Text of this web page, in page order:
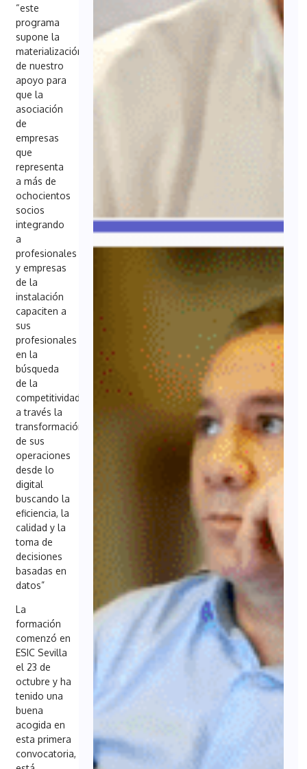
“este
programa
supone la
materialización
de nuestro
apoyo para
que la
asociación
de
empresas
que
representa
a más de
ochocientos
socios
integrando
a
profesionales
y empresas
de la
instalación
capaciten a
sus
profesionales
en la
búsqueda
de la
competitividad
a través la
transformación
de sus
operaciones
desde lo
digital
buscando la
eficiencia, la
calidad y la
toma de
decisiones
basadas en
datos”
La
formación
comenzó en
ESIC Sevilla
el 23 de
octubre y ha
tenido una
buena
acogida en
esta primera
convocatoria,